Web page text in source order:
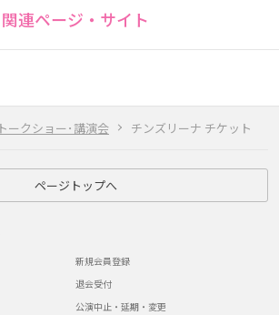
トークショー･講演会 チンズリーナ チケット
関連ページ・サイト
ページトップへ
新規会員登録
退会受付
公演中止・延期・変更